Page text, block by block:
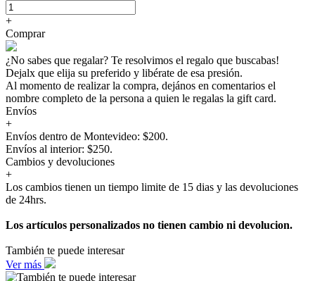
+
Comprar
¿No sabes que regalar? Te resolvimos el regalo que buscabas!
Dejalx que elija su preferido y libérate de esa presión.
Al momento de realizar la compra, dejános en comentarios el
nombre completo de la persona a quien le regalas la gift card.
Envíos
+
Envíos dentro de Montevideo: $200.
Envíos al interior: $250.
Cambios y devoluciones
+
Los cambios tienen un tiempo limite de 15 dias y las devoluciones
de 24hrs.
Los artículos personalizados no tienen cambio ni devolucion.
También te puede interesar
Ver más